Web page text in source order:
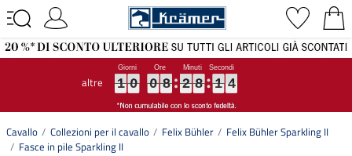
altre 1
1
1
1 0
0
0
0 0
0
0
0 8
8
8
8 2
2
2
2 8
8
8
8 1
1
1
1 3
4
3
4
Cavallo Collezioni per il cavallo Felix Bühler
Felix Bühler Sparkling II
Fasce in pile Sparkling II